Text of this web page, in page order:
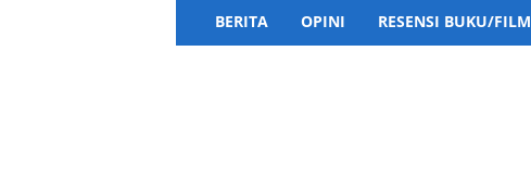
BERITA OPINI RESENSI BUKU/FILM